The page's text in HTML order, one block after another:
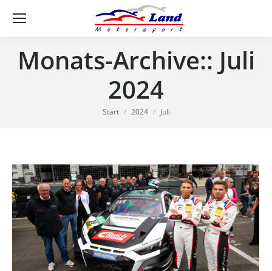
Monats-Archive:: Juli
2024
Sie befinden sich hier:
Start 2024 Juli